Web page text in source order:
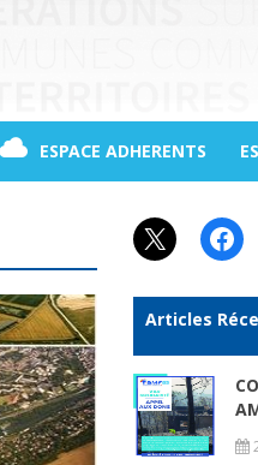
ESPACE ADHERENTS
X
Articles